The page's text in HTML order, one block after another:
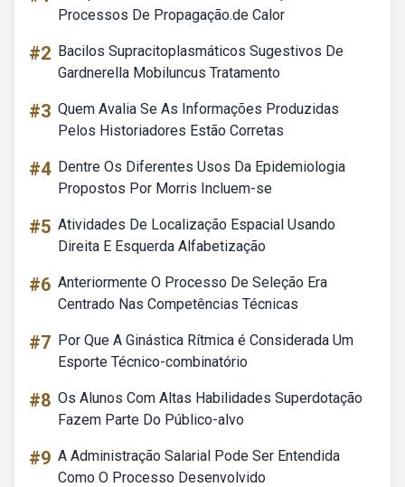
Processos De Propagação.de Calor
#2 Bacilos Supracitoplasmáticos Sugestivos De
Gardnerella Mobiluncus Tratamento
#3 Quem Avalia Se As Informações Produzidas
Pelos Historiadores Estão Corretas
#4 Dentre Os Diferentes Usos Da Epidemiologia
Propostos Por Morris Incluem-se
#5 Atividades De Localização Espacial Usando
Direita E Esquerda Alfabetização
#6 Anteriormente O Processo De Seleção Era
Centrado Nas Competências Técnicas
#7 Por Que A Ginástica Rítmica é Considerada Um
Esporte Técnico-combinatório
#8 Os Alunos Com Altas Habilidades Superdotação
Fazem Parte Do Público-alvo
#9 A Administração Salarial Pode Ser Entendida
Como O Processo Desenvolvido